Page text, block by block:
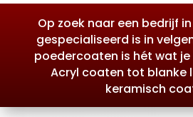
Op zoek naar een bedrijf
gespecialiseerd is in
poedercoaten is hét wat
Acryl coaten tot blanke
keramisch